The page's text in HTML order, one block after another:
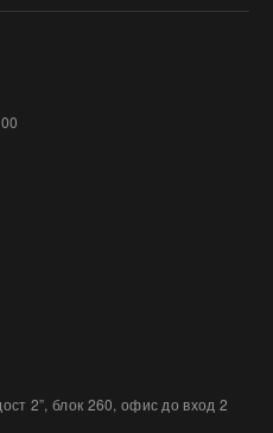
2”, блок 260, офис до вход 2